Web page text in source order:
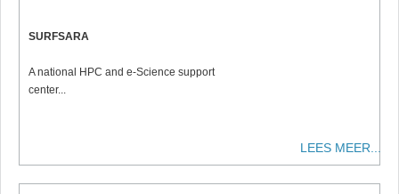
SURFSARA
A national HPC and e-Science support
center...
LEES MEER...